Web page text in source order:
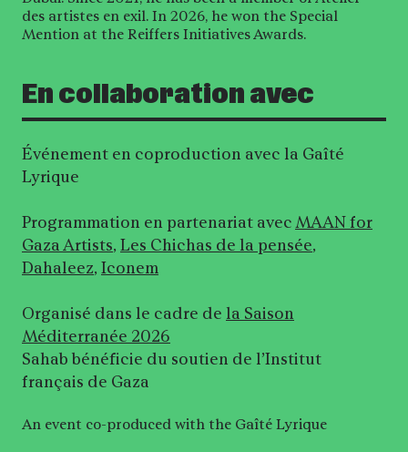
des artistes en exil. In 2026, he won the Special
Mention at the Reiffers Initiatives Awards.
En collaboration avec
Événement en coproduction avec la Gaîté
Lyrique
Programmation en partenariat avecMAAN for
Gaza Artists, Les Chichas de la pensée,
Dahaleez, Iconem
Organisé dans le cadre de la Saison
Méditerranée 2026
Sahab bénéficie du soutien de l’Institut
français de Gaza
An event co-produced with the Gaîté Lyrique